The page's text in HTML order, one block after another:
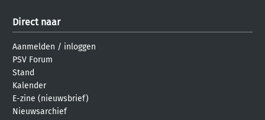
Direct naar
Aanmelden / inloggen
PSV Forum
Stand
Kalender
E-zine (nieuwsbrief)
Nieuwsarchief